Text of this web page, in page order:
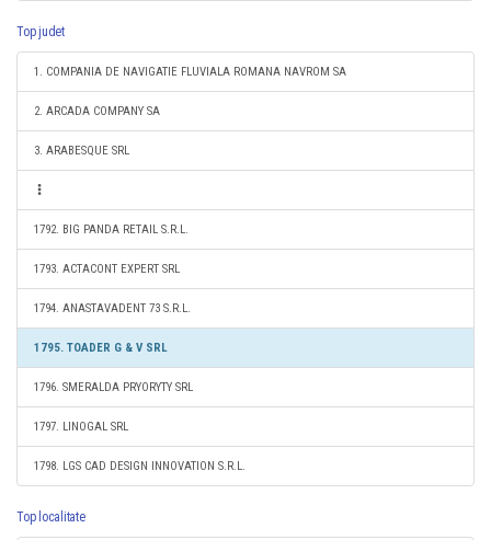
Top judet
1. COMPANIA DE NAVIGATIE FLUVIALA ROMANA NAVROM SA
2. ARCADA COMPANY SA
3. ARABESQUE SRL
1792. BIG PANDA RETAIL S.R.L.
1793. ACTACONT EXPERT SRL
1794. ANASTAVADENT 73 S.R.L.
1795. TOADER G & V SRL
1796. SMERALDA PRYORYTY SRL
1797. LINOGAL SRL
1798. LGS CAD DESIGN INNOVATION S.R.L.
Top localitate